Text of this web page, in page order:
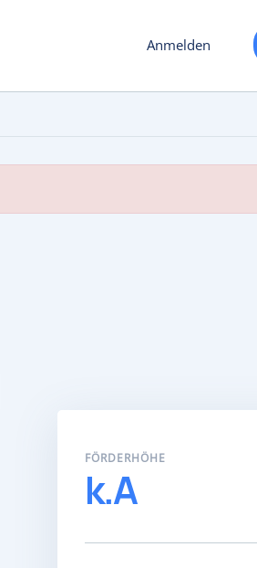
Anmelden
FÖRDERHÖHE
k.A